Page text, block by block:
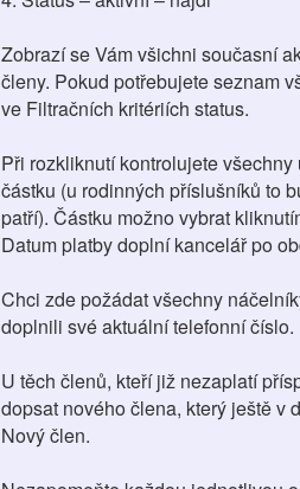
Zobrazí se Vám všichni současní
členy. Pokud potřebujete seznam
ve Filtračních kritériích status.
Při rozkliknutí kontrolujete
částku (u rodinných příslušníků to
patří). Částku možno vybrat
Datum platby doplní kancelář po
Chci zde požádat všechny
doplnili své aktuální telefonní číslo.
U těch členů, kteří již nezaplatí
dopsat nového člena, který ještě v
Nový člen.